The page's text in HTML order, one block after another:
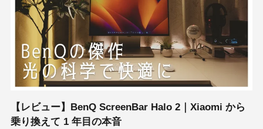
【レビュー】BenQ ScreenBar Halo 2｜Xiaomi から
乗り換えて 1 年目の本音